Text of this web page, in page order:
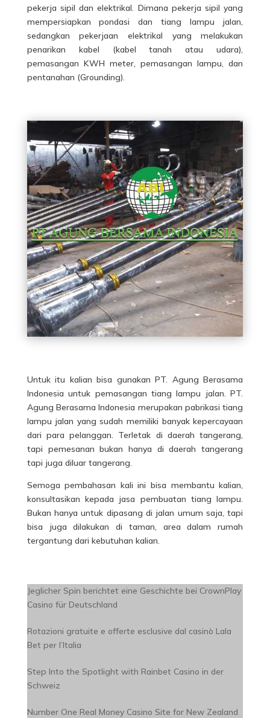
pekerja sipil dan elektrikal. Dimana pekerja sipil yang
mempersiapkan pondasi dan tiang lampu jalan,
sedangkan pekerjaan elektrikal yang melakukan
penarikan kabel (kabel tanah atau udara),
pemasangan KWH meter, pemasangan lampu, dan
pentanahan (Grounding).
Untuk itu kalian bisa gunakan PT. Agung Berasama
Indonesia untuk pemasangan tiang lampu jalan. PT.
Agung Berasama Indonesia merupakan pabrikasi tiang
lampu jalan yang sudah memiliki banyak kepercayaan
dari para pelanggan. Terletak di daerah tangerang,
tapi pemesanan bukan hanya di daerah tangerang
tapi juga diluar tangerang.
Semoga pembahasan kali ini bisa membantu kalian,
konsultasikan kepada jasa pembuatan tiang lampu.
Bukan hanya untuk dipasang di jalan umum saja, tapi
bisa juga dilakukan di taman, area dalam rumah
tergantung dari kebutuhan kalian.
Jeglicher Spin berichtet eine Geschichte bei CrownPlay
Casino für Deutschland
Rotazioni gratuite e offerte esclusive dal casinò Lala
Bet per l’Italia
Step Into the Spotlight with Rainbet Casino in der
Schweiz
Number One Real Money Casino Site for New Zealand